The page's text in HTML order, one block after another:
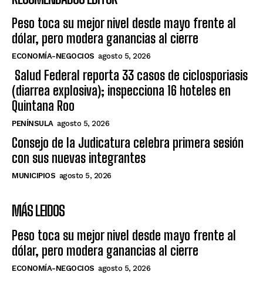
Peso toca su mejor nivel desde mayo frente al
dólar, pero modera ganancias al cierre
ECONOMÍA-NEGOCIOS agosto 5, 2026
Salud Federal reporta 33 casos de ciclosporiasis
(diarrea explosiva); inspecciona 16 hoteles en
Quintana Roo
PENÍNSULA agosto 5, 2026
Consejo de la Judicatura celebra primera sesión
con sus nuevas integrantes
MUNICIPIOS agosto 5, 2026
MÁS LEIDOS
Peso toca su mejor nivel desde mayo frente al
dólar, pero modera ganancias al cierre
ECONOMÍA-NEGOCIOS agosto 5, 2026